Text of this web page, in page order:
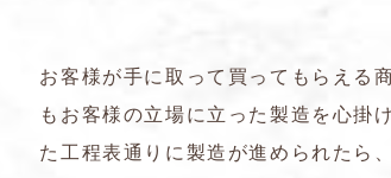
お客様が手に取って買ってもらえる
もお客様の立場に立った製造を心掛
た工程表通りに製造が進められたら